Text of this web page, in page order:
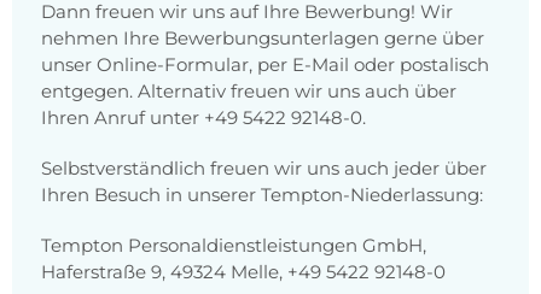
Dann freuen wir uns auf Ihre Bewerbung! Wir
nehmen Ihre Bewerbungsunterlagen gerne über
unser Online-Formular, per E-Mail oder postalisch
entgegen. Alternativ freuen wir uns auch über
Ihren Anruf unter +49 5422 92148-0.
Selbstverständlich freuen wir uns auch jeder über
Ihren Besuch in unserer Tempton-Niederlassung:
Tempton Personaldienstleistungen GmbH,
Haferstraße 9, 49324 Melle, +49 5422 92148-0